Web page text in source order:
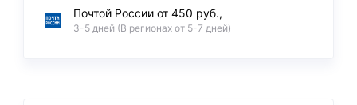
Почтой России от 450 руб.,
3-5 дней (В регионах от 5-7 дней)